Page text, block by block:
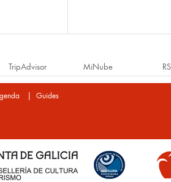
TripAdvisor MiNube
| Guides